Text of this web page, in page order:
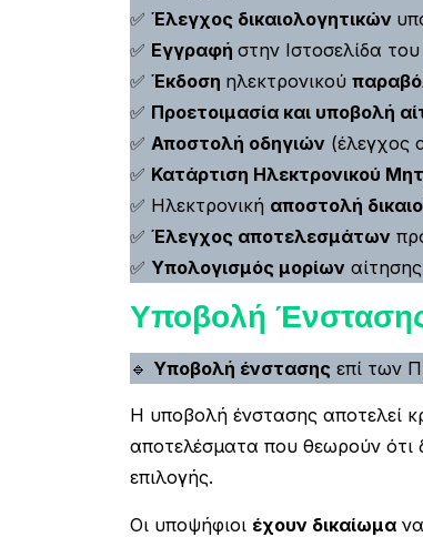
✅ Έλεγχος δικαιολογητικών
✅ Εγγραφή στην Ιστοσελίδα
✅ Έκδοση ηλεκτρονικού
✅ Προετοιμασία και υποβολή
✅ Αποστολή οδηγιών (έλεγχος
✅ Κατάρτιση Ηλεκτρονικού
✅ Ηλεκτρονική αποστολή
✅ Έλεγχος αποτελεσμάτων
✅ Υπολογισμός μορίων
Υποβολή
🔹 Υποβολή ένστασης επί των
Η υποβολή ένστασης αποτελεί
αποτελέσματα που θεωρούν ότι
επιλογής.
Οι υποψήφιοι έχουν δικαίωμα